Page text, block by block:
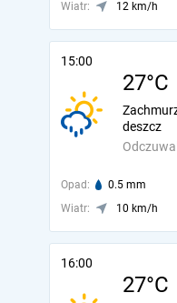
Wiatr:
12 km/h
15:00
27°C
deszcz
Opad: 0.5 mm
Wiatr:
10 km/h
16:00
27°C